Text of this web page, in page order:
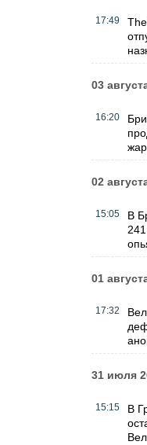
17:49
03
16:20
02
15:05
В
01
17:32
31 июля
15:15
В